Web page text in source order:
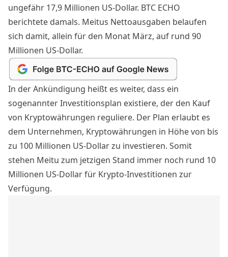
ungefähr 17,9 Millionen US-Dollar. BTC ECHO
berichtete damals. Meitus Nettoausgaben belaufen
sich damit, allein für den Monat März, auf rund 90
Millionen US-Dollar.
In der Ankündigung heißt es weiter, dass ein
sogenannter Investitionsplan existiere, der den Kauf
von Kryptowährungen reguliere. Der Plan erlaubt es
dem Unternehmen, Kryptowährungen in Höhe von bis
zu 100 Millionen US-Dollar zu investieren. Somit
stehen Meitu zum jetzigen Stand immer noch rund 10
Millionen US-Dollar für Krypto-Investitionen zur
Verfügung.